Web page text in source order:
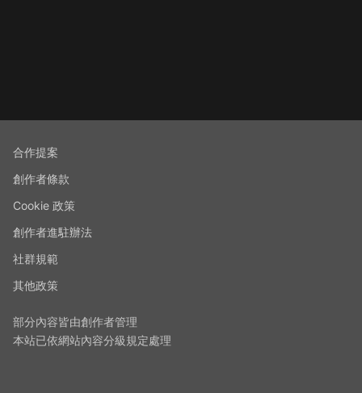
合作提案
創作者條款
Cookie 政策
創作者進駐辦法
社群規範
其他政策
部分內容皆由創作者管理
本站已依網站內容分級規定處理